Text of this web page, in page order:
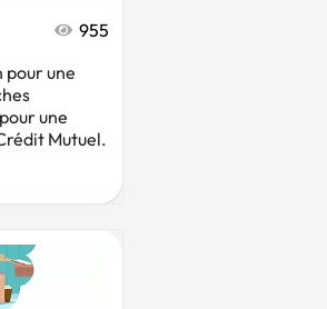
955
une
une
Mutuel.